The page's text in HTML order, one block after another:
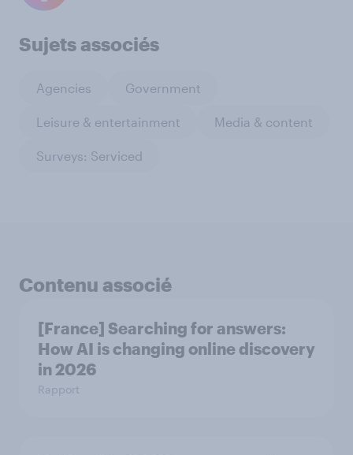
Sujets associés
Agencies Government
Leisure & entertainment Media & content
Surveys: Serviced
Contenu associé
[France] Searching for answers:
How AI is changing online discovery
in ​2026
Rapport